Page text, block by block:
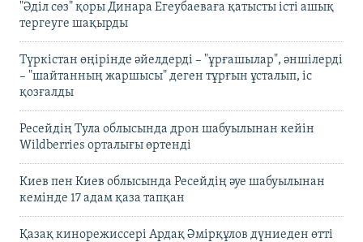
"Әділ сөз" қоры Динара Егеубаеваға қатысты істі ашық
тергеуге шақырды
Түркістан өңірінде әйелдерді – "ұрғашылар", әншілерді
– "шайтанның жаршысы" деген тұрғын ұсталып, іс
қозғалды
Ресейдің Тула облысында дрон шабуылынан кейін
Wildberries орталығы өртенді
Киев пен Киев облысында Ресейдің әуе шабуылынан
кемінде 17 адам қаза тапқан
Қазақ кинорежиссері Ардақ Әмірқұлов дүниеден өтті